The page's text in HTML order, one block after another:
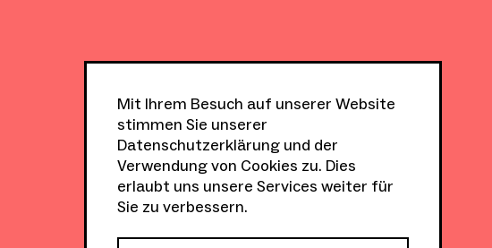
Mit Ihrem Besuch auf unserer Website
stimmen Sie unserer
Datenschutzerklärungund der
Verwendung von Cookies zu. Dies
erlaubt uns unsere Services weiter für
Sie zu verbessern.